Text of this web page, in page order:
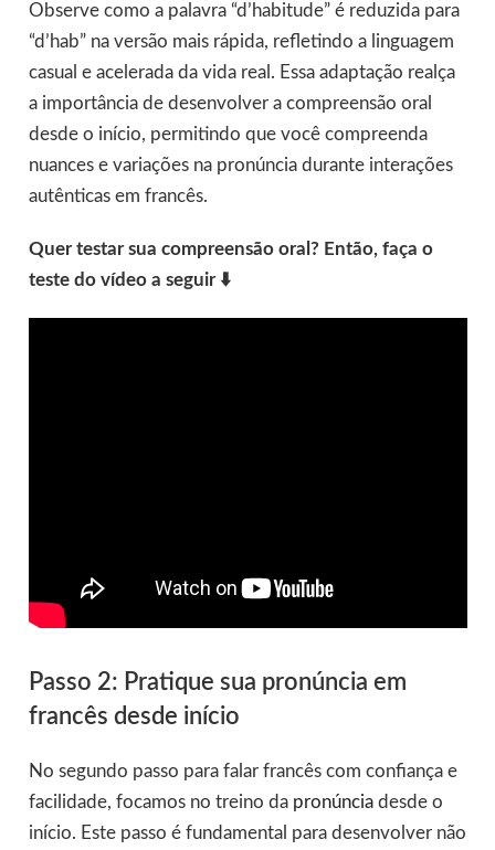
Observe como a palavra “d’habitude” é reduzida para
“d’hab” na versão mais rápida, refletindo a linguagem
casual e acelerada da vida real. Essa adaptação realça
a importância de desenvolver a compreensão oral
desde o início, permitindo que você compreenda
nuances e variações na pronúncia durante interações
autênticas em francês.
Quer testar sua compreensão oral? Então, faça o
teste do vídeo a seguir ⬇️
Passo 2: Pratique sua pronúncia em
francês desde início
No segundo passo para falar francês com confiança e
facilidade, focamos no treino da pronúnciadesde o
início. Este passo é fundamental para desenvolver não